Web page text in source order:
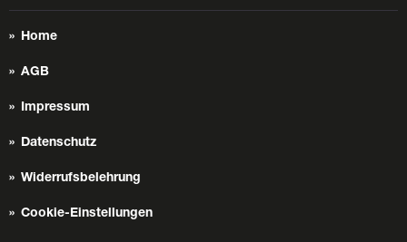
Home
AGB
Impressum
Datenschutz
Widerrufsbelehrung
Cookie-Einstellungen